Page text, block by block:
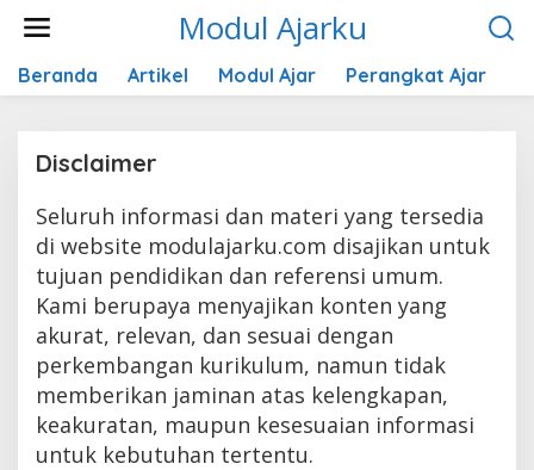
Modul Ajarku
Beranda Artikel Modul Ajar Perangkat Ajar
Disclaimer
|
3
2025
Kirana
Seluruh informasi dan materi yang tersedia
di website modulajarku.com disajikan untuk
tujuan pendidikan dan referensi umum.
Kami berupaya menyajikan konten yang
akurat, relevan, dan sesuai dengan
perkembangan kurikulum, namun tidak
memberikan jaminan atas kelengkapan,
keakuratan, maupun kesesuaian informasi
untuk kebutuhan tertentu.